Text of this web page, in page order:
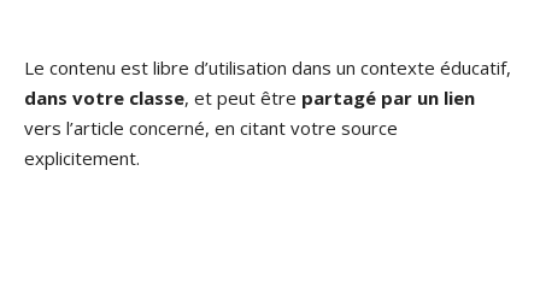
Le contenu est libre d’utilisation dans un contexte éducatif,
dans votre classe, et peut être partagé par un lien
vers l’article concerné, en citant votre source
explicitement.